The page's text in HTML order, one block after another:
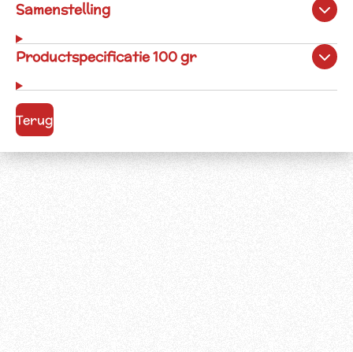
Samenstelling
Productspecificatie 100 gr
Terug